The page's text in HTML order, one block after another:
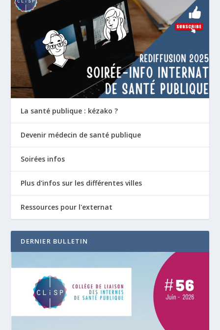
La santé publique : kézako ?
Devenir médecin de santé publique
Soirées infos
Plus d'infos sur les différentes villes
Ressources pour l'externat
DERNIER BULLETIN